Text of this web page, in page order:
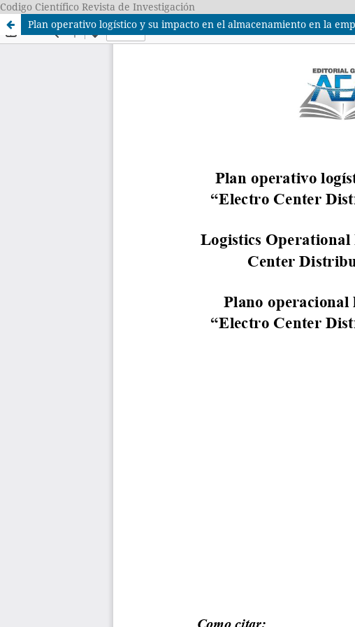
Codigo Científico Revista de Investigación
Plan operativo logístico y su impacto en el almacenamiento en la